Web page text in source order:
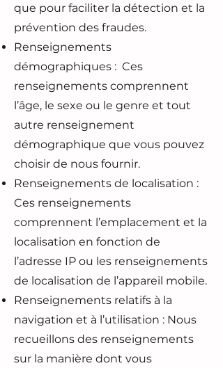
que pour faciliter la détection et la
prévention des fraudes.
Renseignements
démographiques : Ces
renseignements comprennent
l’âge, le sexe ou le genre et tout
autre renseignement
démographique que vous pouvez
choisir de nous fournir.
Renseignements de localisation :
Ces renseignements
comprennent l’emplacement et la
localisation en fonction de
l’adresse IP ou les renseignements
de localisation de l’appareil mobile.
Renseignements relatifs à la
navigation et à l’utilisation : Nous
recueillons des renseignements
sur la manière dont vous